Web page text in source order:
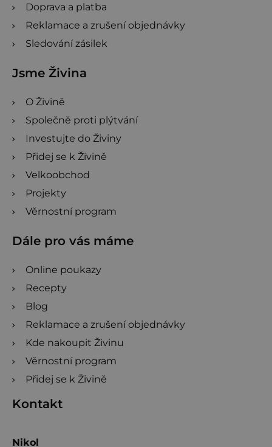
Doprava a platba
Reklamace a zrušení objednávky
Sledování zásilek
Jsme Živina
O Živině
Společně proti plýtvání
Investujte do Živiny
Přidej se k Živině
Velkoobchod
Projekty
Věrnostní program
Dále pro vás máme
Online poukazy
Recepty
Blog
Reklamace a zrušení objednávky
Kde nakoupit Živinu
Věrnostní program
Přidej se k Živině
Kontakt
Nikol